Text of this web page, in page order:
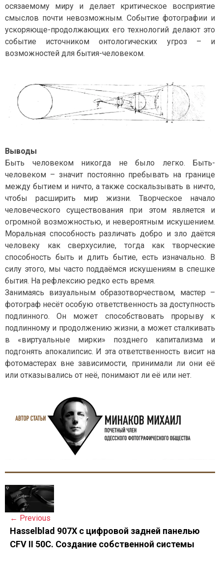
осязаемому миру и делает критическое восприятие
смыслов почти невозможным. Событие фотографии и
ускоряюще-продолжающих его технологий делают это
событие источником онтологических угроз – и
возможностей для бытия-человеком.
Выводы
Быть человеком никогда не было легко. Быть-
человеком – значит постоянно пребывать на границе
между бытием и ничто, а также соскальзывать в ничто,
чтобы расширить мир жизни. Творческое начало
человеческого существования при этом является и
огромной возможностью, и невероятным искушением.
Моральная способность различать добро и зло даётся
человеку как сверхусилие, тогда как творческие
способность быть и длить бытие, есть изначально. В
силу этого, мы часто поддаёмся искушениям в спешке
бытия. На рефлексию редко есть время.
Занимаясь визуальным образотворчеством, мастер –
фотограф несёт особую ответственность за доступность
подлинного. Он может способствовать прорыву к
подлинному и продолжению жизни, а может сталкивать
в «виртуальные мирки» позднего капитализма и
подгонять апокалипсис. И эта ответственность висит на
фотомастерах вне зависимости, принимали ли они её
или отказывались от неё, понимают ли её или нет.
P
o
s
← Previous
Hasselblad 907X с цифровой задней панелью
CFV II 50C. Создание собственной системы